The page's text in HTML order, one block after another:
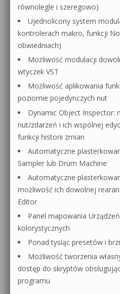
równolegle i szeregowo)
Ujednolicony system
kontrolerach makro, funkcji
obwiedniach)
Możliwość modulacji
wtyczek VST
Możliwość aplikowania
poziomie pojedynczych nut
Dynamic Object Inspector:
nut/zdarzeń i ich wspólnej
funkcji historii zmian
Automatyczne
Sampler lub Drum Machine
Automatyczne
możliwość ich dowolnej
Editor
Panel mapowania
kolorystycznych
Ponad tysiąc presetów i
Możliwość tworzenia
dostęp do skryptów
programu